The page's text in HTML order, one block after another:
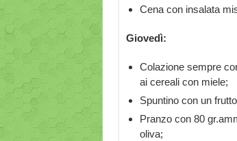
Cena con insalata
Giovedì:
Colazione sempre
ai cereali con miele;
Spuntino con un
Pranzo con 80
oliva;